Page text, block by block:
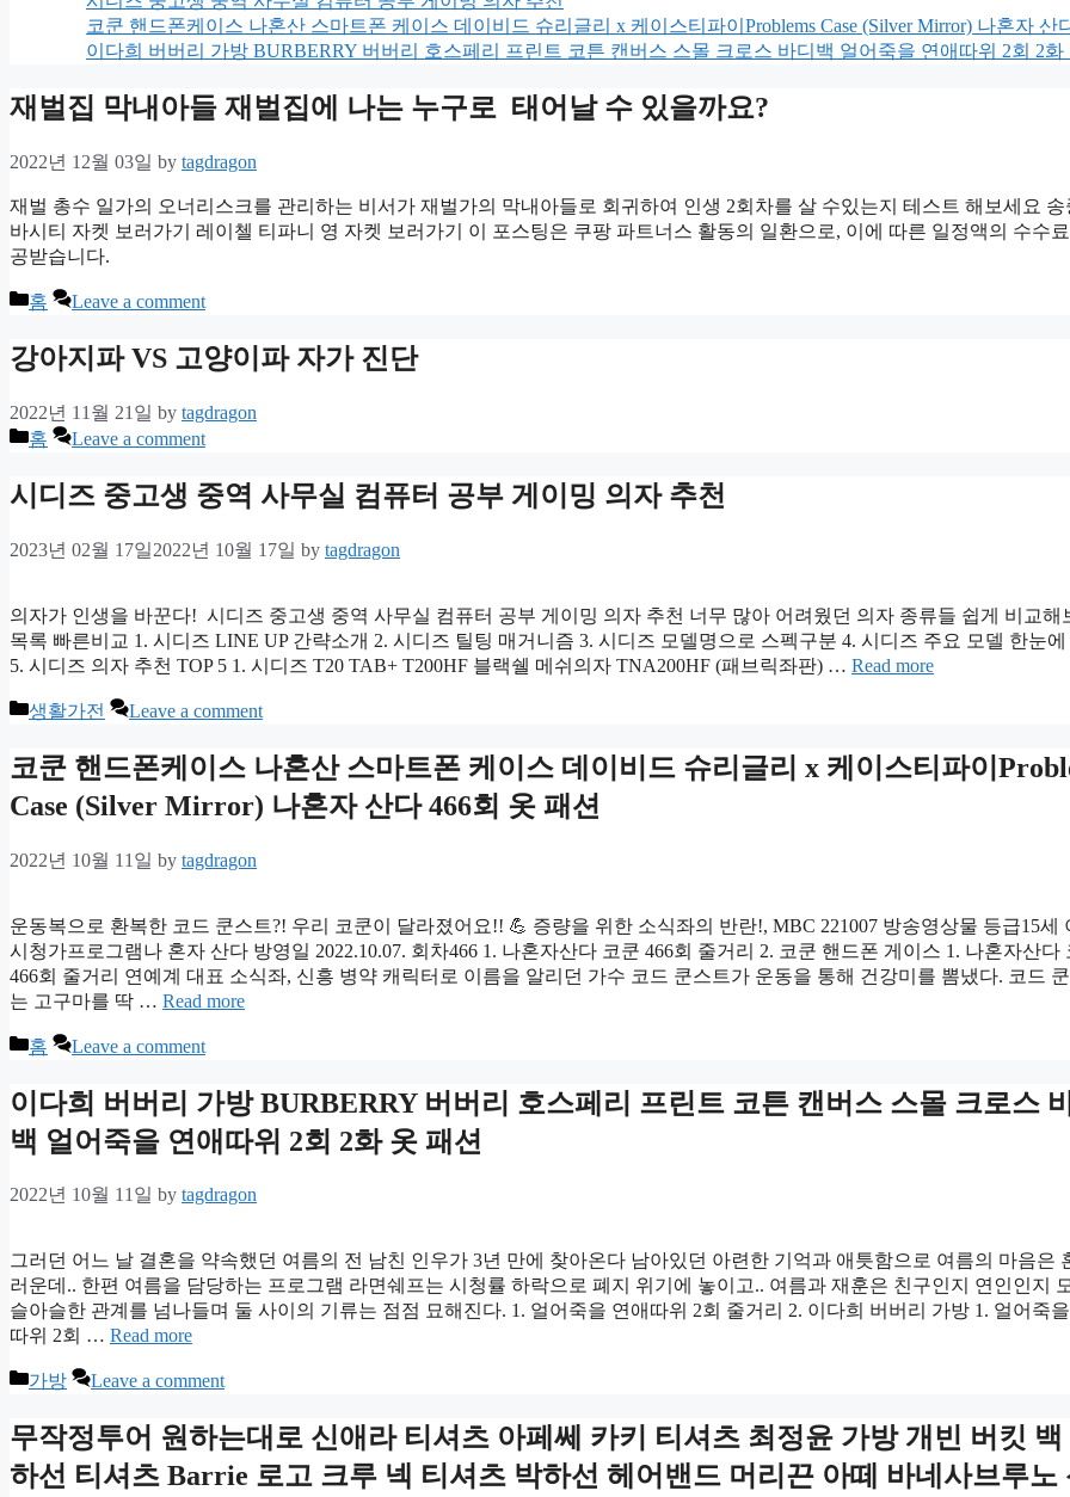
코쿤 핸드폰케이스 나혼산 스마트폰 케이스 데이비드 슈리글리 x 케이스티파이Problems Case (Silver Mirror) 나혼자 산
이다희 버버리 가방 BURBERRY 버버리 호스페리 프린트 코튼 캔버스 스몰 크로스 바디백 얼어죽을 연애따위 2회 2화
재벌집 막내아들 재벌집에 나는 누구로 태어날 수 있을까요?
2022년 12월 03일 by tagdragon
재벌 총수 일가의 오너리스크를 관리하는 비서가 재벌가의 막내아들로 회귀하여 인생 2회차를 살 수있는지 테스트 해보세요 송
바시티 자켓 보러가기 레이첼 티파니 영 자켓 보러가기 이 포스팅은 쿠팡 파트너스 활동의 일환으로, 이에 따른 일정액의 수수
공받습니다.
Categories
홈 Leave a comment
강아지파 VS 고양이파 자가 진단
2022년 11월 21일 by tagdragon
Categories
홈 Leave a comment
시디즈 중고생 중역 사무실 컴퓨터 공부 게이밍 의자 추천
2023년 02월 17일2022년 10월 17일 by tagdragon
의자가 인생을 바꾼다! 시디즈 중고생 중역 사무실 컴퓨터 공부 게이밍 의자 추천 너무 많아 어려웠던 의자 종류들 쉽게 비교해
목록 빠른비교 1. 시디즈 LINE UP 간략소개 2. 시디즈 틸팅 매거니즘 3. 시디즈 모델명으로 스펙구분 4. 시디즈 주요 모델 한눈
5. 시디즈 의자 추천 TOP 5 1. 시디즈 T20 TAB+ T200HF 블랙쉘 메쉬의자 TNA200HF (패브릭좌판) … Read more
Categories
생활가전 Leave a comment
코쿤 핸드폰케이스 나혼산 스마트폰 케이스 데이비드 슈리글리 x 케이스티파이
Case (Silver Mirror) 나혼자 산다 466회 옷 패션
2022년 10월 11일 by tagdragon
운동복으로 환복한 코드 쿤스트?! 우리 코쿤이 달라졌어요!! 💪 증량을 위한 소식좌의 반란!, MBC 221007 방송영상물 등급15세
시청가프로그램나 혼자 산다 방영일 2022.10.07. 회차466 1. 나혼자산다 코쿤 466회 줄거리 2. 코쿤 핸드폰 게이스 1. 나혼자산다
466회 줄거리 연예계 대표 소식좌, 신흥 병약 캐릭터로 이름을 알리던 가수 코드 쿤스트가 운동을 통해 건강미를 뽐냈다. 코드
는 고구마를 딱 … Read more
Categories
홈 Leave a comment
이다희 버버리 가방 BURBERRY 버버리 호스페리 프린트 코튼 캔버스 스몰 크로스
백 얼어죽을 연애따위 2회 2화 옷 패션
2022년 10월 11일 by tagdragon
그러던 어느 날 결혼을 약속했던 여름의 전 남친 인우가 3년 만에 찾아온다 남아있던 아련한 기억과 애틋함으로 여름의 마음은
러운데.. 한편 여름을 담당하는 프로그램 라면쉐프는 시청률 하락으로 폐지 위기에 놓이고.. 여름과 재훈은 친구인지 연인인지
슬아슬한 관계를 넘나들며 둘 사이의 기류는 점점 묘해진다. 1. 얼어죽을 연애따위 2회 줄거리 2. 이다희 버버리 가방 1. 얼어죽
따위 2회 … Read more
Categories
가방 Leave a comment
무작정투어 원하는대로 신애라 티셔츠 아페쎄 카키 티셔츠 최정윤 가방 개빈 버킷 백
하선 티셔츠 Barrie 로고 크루 넥 티셔츠 박하선 헤어밴드 머리끈 아떼 바네사브루노